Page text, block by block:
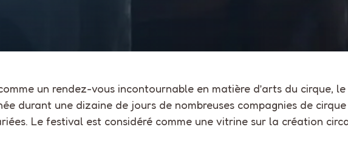
un rendez-vous incontournable en matière d’arts du cirque,
durant une dizaine de jours de nombreuses compagnies de
Le festival est considéré comme une vitrine sur la création